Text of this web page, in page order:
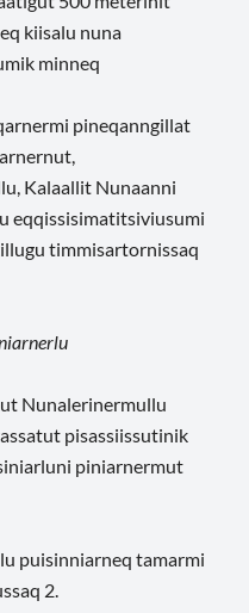
kiisalu nuna
minneq
pineqanngillat
Kalaallit Nunaanni
eqqissisimatitsiviusumi
timmisartornissaq
Nunalerinermullu
pisassiissutinik
piniarnermut
puisinniarneq tamarmi
2.